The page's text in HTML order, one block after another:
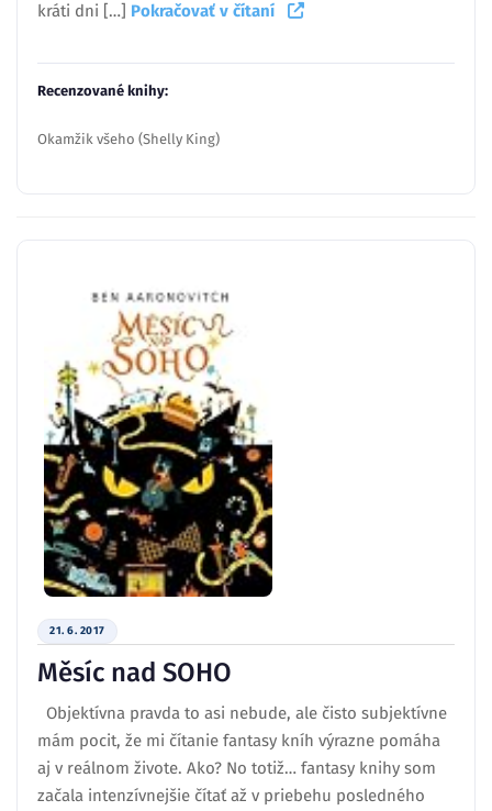
kráti dni […] Pokračovať v čítaní
Recenzované knihy:
Okamžik všeho (Shelly King)
21. 6. 2017
Měsíc nad SOHO
Objektívna pravda to asi nebude, ale čisto subjektívne
mám pocit, že mi čítanie fantasy kníh výrazne pomáha
aj v reálnom živote. Ako? No totiž… fantasy knihy som
začala intenzívnejšie čítať až v priebehu posledného